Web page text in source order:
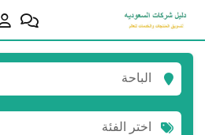
انتقل
المحتوى
الباحة
اختر الفئة